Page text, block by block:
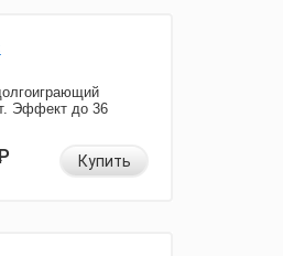
Эффект до 36
Купить